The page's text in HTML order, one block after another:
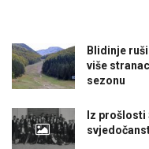
Blidinje
više
sezonu
Iz